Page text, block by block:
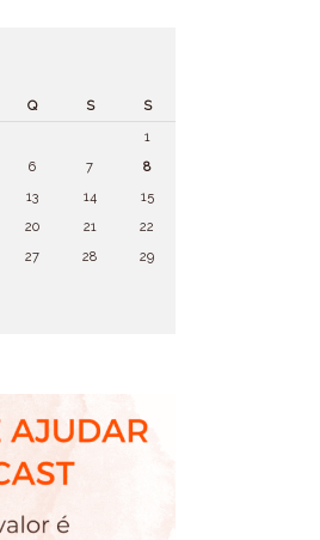
Q S
S
1
6 7
8
13 14
15
20 21
22
27 28
29